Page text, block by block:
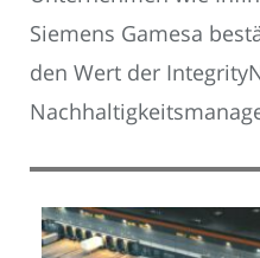
Siemens Gamesa
den Wert der